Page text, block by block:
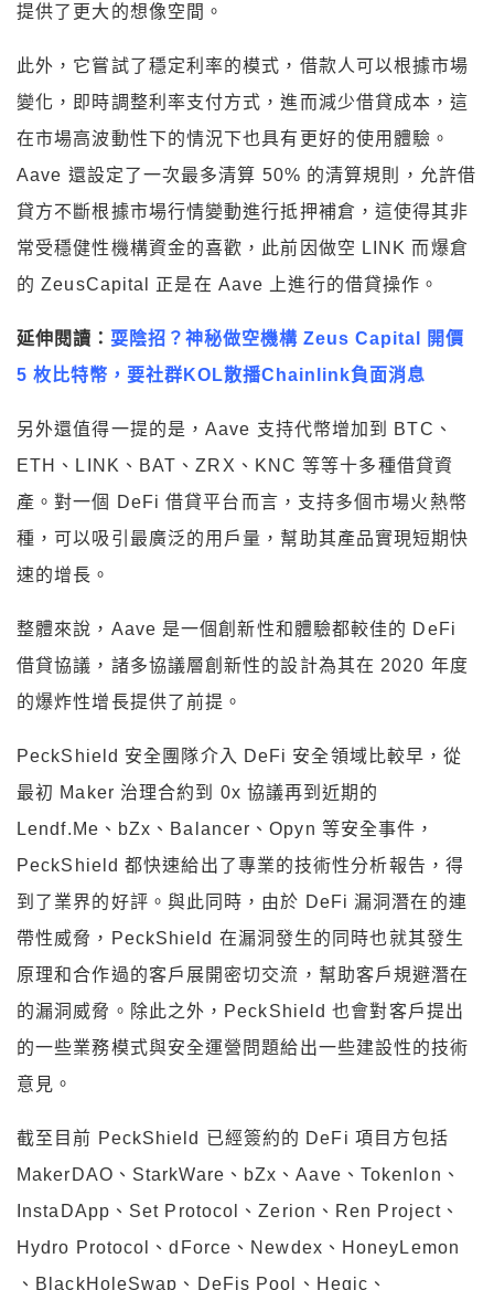
提供了更大的想像空間。
此外，它嘗試了穩定利率的模式，借款人可以根據市場
變化，即時調整利率支付方式，進而減少借貸成本，這
在市場高波動性下的情況下也具有更好的使用體驗。
Aave 還設定了一次最多清算 50% 的清算規則，允許借
貸方不斷根據市場行情變動進行抵押補倉，這使得其非
常受穩健性機構資金的喜歡，此前因做空 LINK 而爆倉
的 ZeusCapital 正是在 Aave 上進行的借貸操作。
延伸閱讀： 耍陰招？神秘做空機構 Zeus Capital 開價
5 枚比特幣，要社群KOL散播Chainlink負面消息
另外還值得一提的是，Aave 支持代幣增加到 BTC、
ETH、LINK、BAT、ZRX、KNC 等等十多種借貸資
產。對一個 DeFi 借貸平台而言，支持多個市場火熱幣
種，可以吸引最廣泛的用戶量，幫助其產品實現短期快
速的增長。
整體來說，Aave 是一個創新性和體驗都較佳的 DeFi
借貸協議，諸多協議層創新性的設計為其在 2020 年度
的爆炸性增長提供了前提。
PeckShield 安全團隊介入 DeFi 安全領域比較早，從
最初 Maker 治理合約到 0x 協議再到近期的
Lendf.Me、bZx、Balancer、Opyn 等安全事件，
PeckShield 都快速給出了專業的技術性分析報告，得
到了業界的好評。與此同時，由於 DeFi 漏洞潛在的連
帶性威脅，PeckShield 在漏洞發生的同時也就其發生
原理和合作過的客戶展開密切交流，幫助客戶規避潛在
的漏洞威脅。除此之外，PeckShield 也會對客戶提出
的一些業務模式與安全運營問題給出一些建設性的技術
意見。
截至目前 PeckShield 已經簽約的 DeFi 項目方包括
MakerDAO、StarkWare、bZx、Aave、Tokenlon、
InstaDApp、Set Protocol、Zerion、Ren Project、
Hydro Protocol、dForce、Newdex、HoneyLemon
、BlackHoleSwap、DeFis Pool、Hegic、